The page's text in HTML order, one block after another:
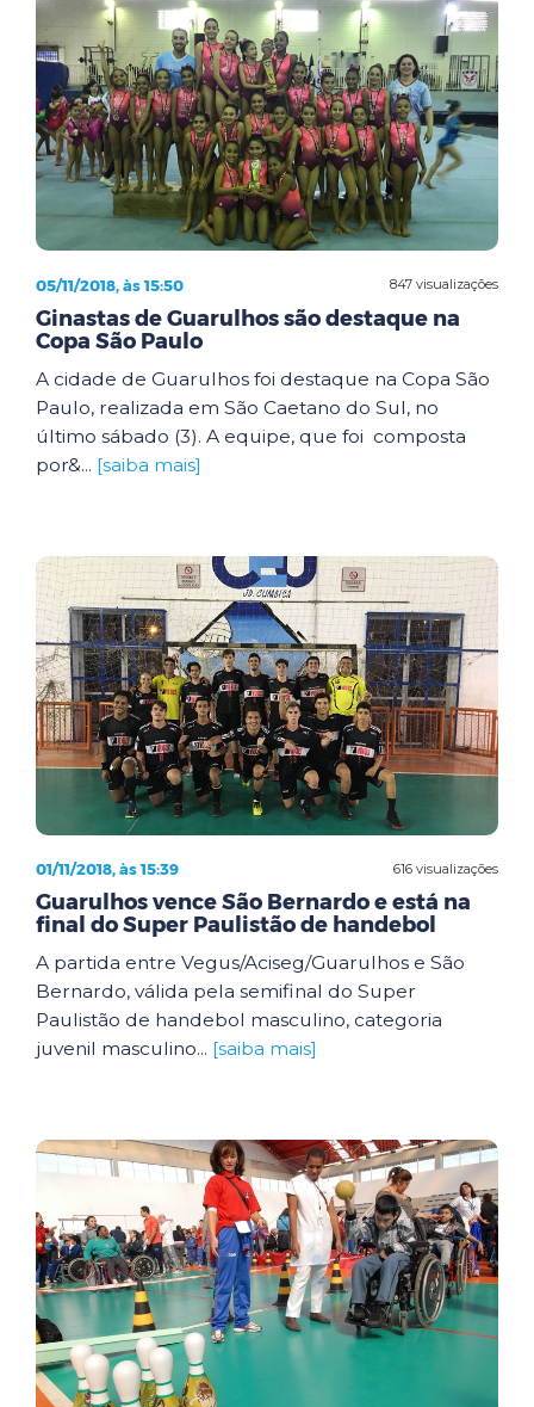
847 visualizações
05/11/2018, às 15:50
Ginastas de Guarulhos são destaque na
Copa São Paulo
A cidade de Guarulhos foi destaque na Copa São
Paulo, realizada em São Caetano do Sul, no
último sábado (3). A equipe, que foi composta
por&... [saiba mais]
616 visualizações
01/11/2018, às 15:39
Guarulhos vence São Bernardo e está na
final do Super Paulistão de handebol
A partida entre Vegus/Aciseg/Guarulhos e São
Bernardo, válida pela semifinal do Super
Paulistão de handebol masculino, categoria
juvenil masculino... [saiba mais]